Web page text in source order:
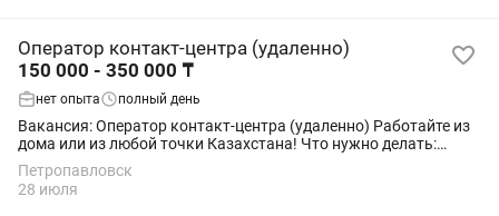
Оператор контакт-центра (удаленно)
150 000 - 350 000 ₸
нет опыта полный день
Вакансия: Оператор контакт-центра (удаленно) Работайте из
дома или из любой точки Казахстана! Что нужно делать:
•Принимать и совершать звонки и консультировать клиентов;
•Вести эффективные переговоры...
Петропавловск
28 июля